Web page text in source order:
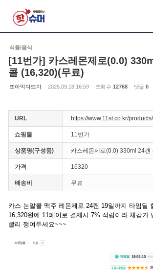
식품/음식
[11번가] 카스레몬제로(0.0)
콜 (16,320)(무료)
뜨아먹다뜨아 2025.09.18 16:59 조회 수 12768 댓글 0
URL https://www.11st.co.kr/
쇼핑몰 11번가
상품명(구성품) 카스레몬제로(0.0) 330ml 24캔
가격 16320
배송비 무료
카스 논알콜 맥주 레몬제로 24캔 19일까지 타임딜
16,320원에 11페이로 결제시 7% 적립이라 체감가
빨리 쟁여두세요~~~